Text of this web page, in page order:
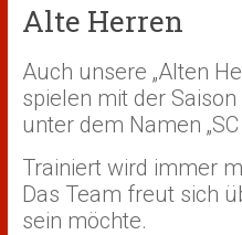
Alte Herren
Auch unsere „Alten
spielen mit der
unter dem Namen
Trainiert wird immer
Das Team freut sich
sein möchte.